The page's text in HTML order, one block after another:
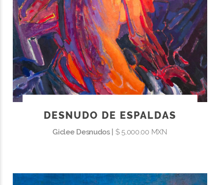
DESNUDO DE ESPALDAS
Giclee Desnudos | $ 5,000.00 MXN